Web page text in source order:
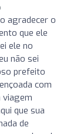
agradecer o
que ele
ele no
não sei
prefeito
com
viagem
que sua
de